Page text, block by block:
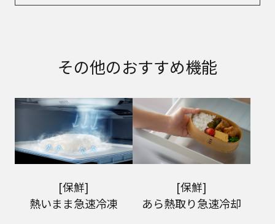
その他のおすすめ機能
[保鮮]
熱いまま急速冷凍
[保鮮]
あら熱取り急速冷却